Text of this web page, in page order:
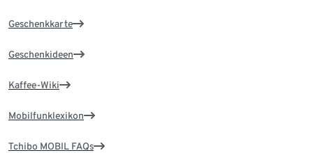
Geschenkkarte
Geschenkideen
Kaffee-Wiki
Mobilfunklexikon
Tchibo MOBIL FAQs